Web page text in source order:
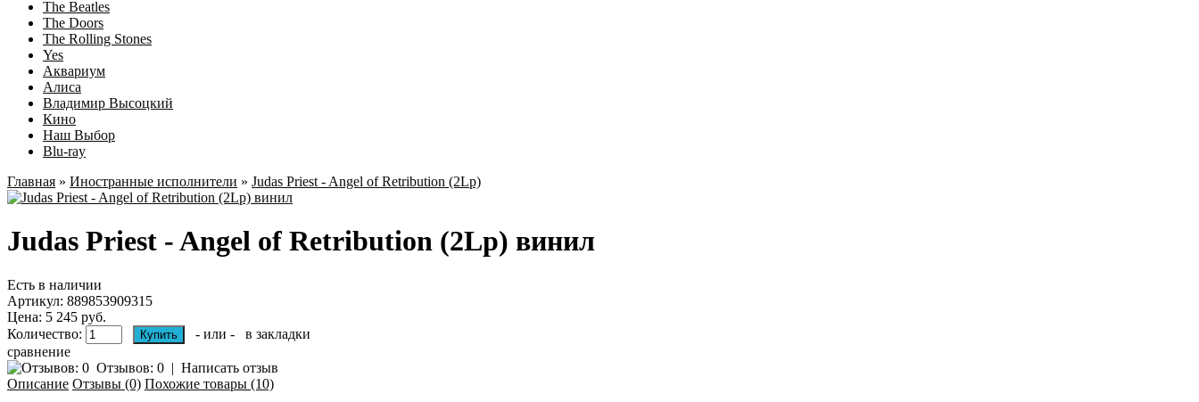
The Beatles
The Doors
The Rolling Stones
Yes
Аквариум
Алиса
Владимир Высоцкий
Кино
Наш Выбор
Blu-ray
Главная » Иностранные исполнители » Judas Priest - Angel of Retribution (2Lp)
Judas Priest - Angel of Retribution (2Lp) винил
Есть в наличии
Артикул: 889853909315
Цена: 5 245 руб.
Количество:
- или -
в закладки
сравнение
Отзывов: 0 | Написать отзыв
Описание Отзывы (0) Похожие товары (10)